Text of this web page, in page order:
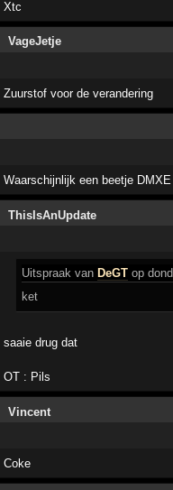
Xtc
VageJetje
Zuurstof voor de verandering
Waarschijnlijk een beetje
ThisIsAnUpdate
Uitspraak van DeGT op
ket
saaie drug dat
OT : Pils
Vincent
Coke